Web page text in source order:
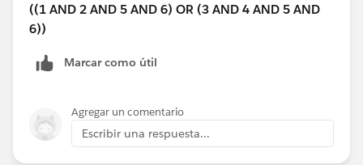
((1 AND 2 AND 5 AND 6) OR (3 AND 4 AND 5 AND
6))
Marcar como útil
Agregar un comentario
Escribir una respuesta...